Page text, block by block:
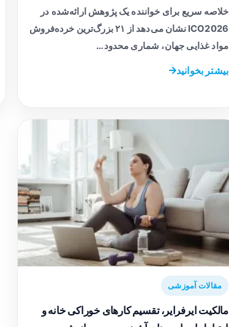
خلاصه سریع برای خواننده یک پژوهش ارائه‌شده در
ICO2026 نشان می‌دهد از ۲۱ بزرگ‌ترین خرده‌فروش
مواد غذایی جهان، شماری محدود…
بیشتر بخوانید
مقالات آموزشی
مالکیت ایرفرایر، تقسیم کارهای خوراکی خانه و